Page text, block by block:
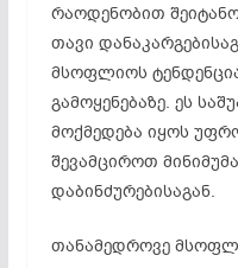
რაოდენობით
თავი
მსოფლიოს
გამოყენებაზე. ეს
მოქმედება იყოს
შევამციროთ
დაბინძურებისაგან.
თანამედროვე